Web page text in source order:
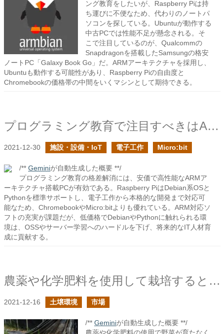
ング教育をしたいが、Raspberry Piは持
ち運びに不便なため、代わりのノートパ
ソコンを探している。Ubuntuが動作する
中古PCでは性能不足が懸念される。そ
こで注目しているのが、Qualcommの
Snapdragonを搭載したSamsungの格安
ノートPC「Galaxy Book Go」だ。ARMアーキテクチャを採用し、
Ubuntuも動作する可能性があり、Raspberry Piの自由度と
Chromebookの価格帯の中間をいくマシンとして期待できる。
プログラミング教育で注目すべきはARM + Debian + Pythonであるはずだ
2021-12-30 施設・設備・IoT 電子工作 Micro:bit
/** Geminiが自動生成した概要 **/
プログラミング教育の格差解消には、安価で高性能なARMア
ーキテクチャ搭載PCが有効である。Raspberry PiはDebian系OSと
Pythonを標準サポートし、電子工作から本格的な開発まで対応可
能なため、ChromebookやMicro:bitよりも優れている。ARM対応ソ
フトの充実が課題だが、低価格でDebianやPythonに触れられる環
境は、OSSやサーバー学習へのハードルを下げ、将来的なIT人材育
成に貢献する。
農薬や化学肥料を使用して栽培すると野菜が育たない環境になるという意見に対して
2021-12-16 土壌環境 市場
/** Geminiが自動生成した概要 **/